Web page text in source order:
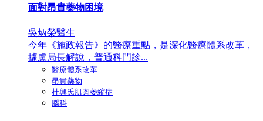
面對昂貴藥物困境
吳炳榮醫生
今年《施政報告》的醫療重點，是深化醫療體系改革，
據盧局長解說，普通科門診...
醫療體系改革
昂貴藥物
杜興氏肌肉萎縮症
腦科